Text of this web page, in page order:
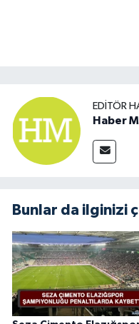
EDITÖR
Haber
Bunlar da ilginizi